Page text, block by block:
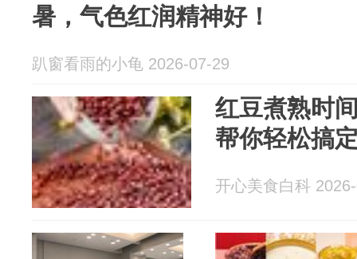
暑，气色红润精神好！
趴窗看雨的小龟 2026-07-29
红豆煮熟时
帮你轻松搞
开心美食白科